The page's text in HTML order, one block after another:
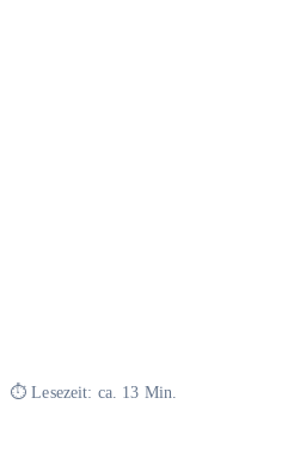
⏱ Lesezeit: ca. 13 Min.